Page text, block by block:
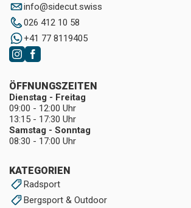
info@sidecut.swiss
026 412 10 58
+41 77 8119405
KATEGORIEN
Radsport
Bergsport & Outdoor
ÖFFNUNGSZEITEN
Dienstag - Freitag
09:00 - 12:00 Uhr
13:15 - 17:30 Uhr
Samstag - Sonntag
08:30 - 17:00 Uhr